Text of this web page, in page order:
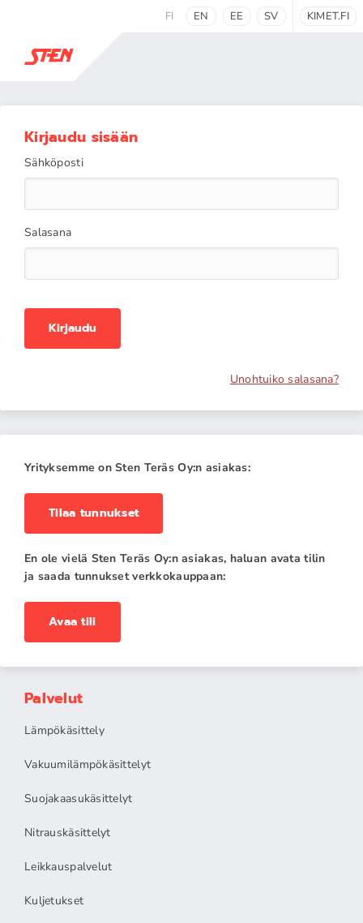
FI EN EE SV KIMET.FI
Kirjaudu sisään
Sähköposti
Salasana
Kirjaudu
Unohtuiko salasana?
Yrityksemme on Sten Teräs Oy:n asiakas:
Tilaa tunnukset
En ole vielä Sten Teräs Oy:n asiakas, haluan avata tilin
ja saada tunnukset verkkokauppaan:
Avaa tili
Palvelut
Lämpökäsittely
Vakuumilämpökäsittelyt
Suojakaasukäsittelyt
Nitrauskäsittelyt
Leikkauspalvelut
Kuljetukset